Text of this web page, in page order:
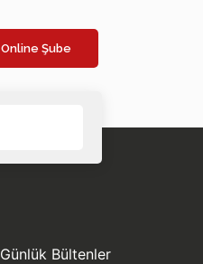
Online Şube
Günlük Bültenler